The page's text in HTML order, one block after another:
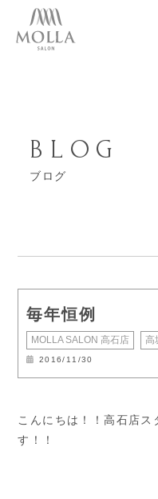
BLOG
ブログ
毎年恒例
MOLLA SALON 高石店 高
2016/11/30
こんにちは！！高石店
す！！